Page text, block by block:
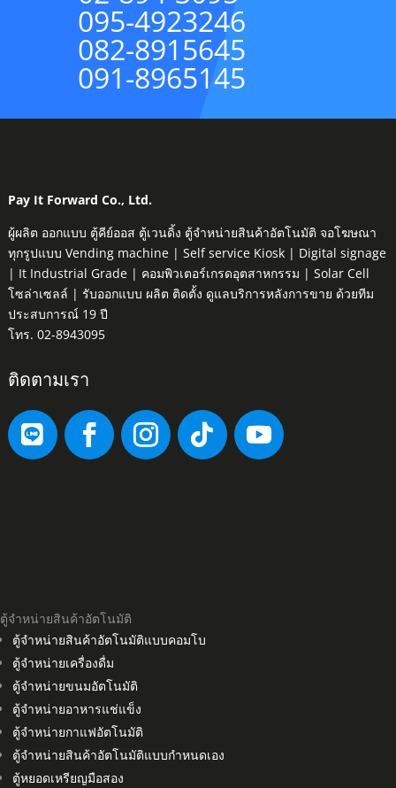
095-4923246
082-8915645
091-8965145
Pay It Forward Co., Ltd.
ผู้ผลิต ออกแบบ ตู้คีย์ออส ตู้เวนดิ้ง ตู้จำหน่ายสินค้าอัตโนมัติ จอโฆษณา
ทุกรูปแบบ Vending machine | Self service Kiosk | Digital signage
| It Industrial Grade | คอมพิวเตอร์เกรดอุตสาหกรรม | Solar Cell
โซล่าเซลล์ | รับออกแบบ ผลิต ติดตั้ง ดูแลบริการหลังการขาย ด้วยทีม
ประสบการณ์ 19 ปี
โทร. 02-8943095
ติดตามเรา
ตู้จำหน่ายสินค้าอัตโนมัติ
ตู้จำหน่ายสินค้าอัตโนมัติแบบคอมโบ
ตู้จำหน่ายเครื่องดื่ม
ตู้จำหน่ายขนมอัตโนมัติ
ตู้จำหน่ายอาหารแช่แข็ง
ตู้จำหน่ายกาแฟอัตโนมัติ
ตู้จำหน่ายสินค้าอัตโนมัติแบบกำหนดเอง
ตู้หยอดเหรียญมือสอง